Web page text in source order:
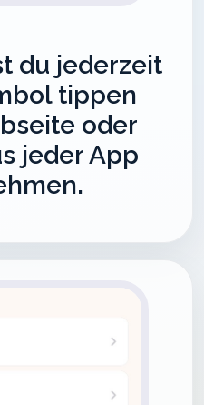
du jederzeit
tippen
oder
jeder App